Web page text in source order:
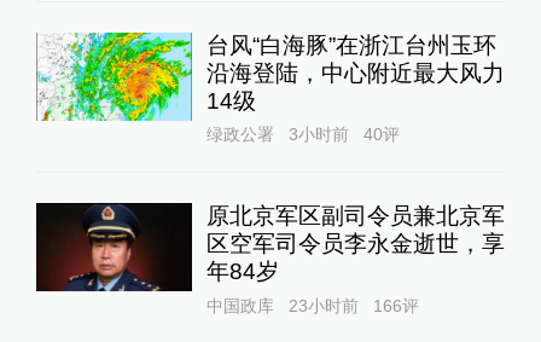
台风“白海豚”在浙江台州玉环
沿海登陆，中心附近最大风力
14级
绿政公署 3小时前 40评
原北京军区副司令员兼北京军
区空军司令员李永金逝世，享
年84岁
中国政库 23小时前 166评